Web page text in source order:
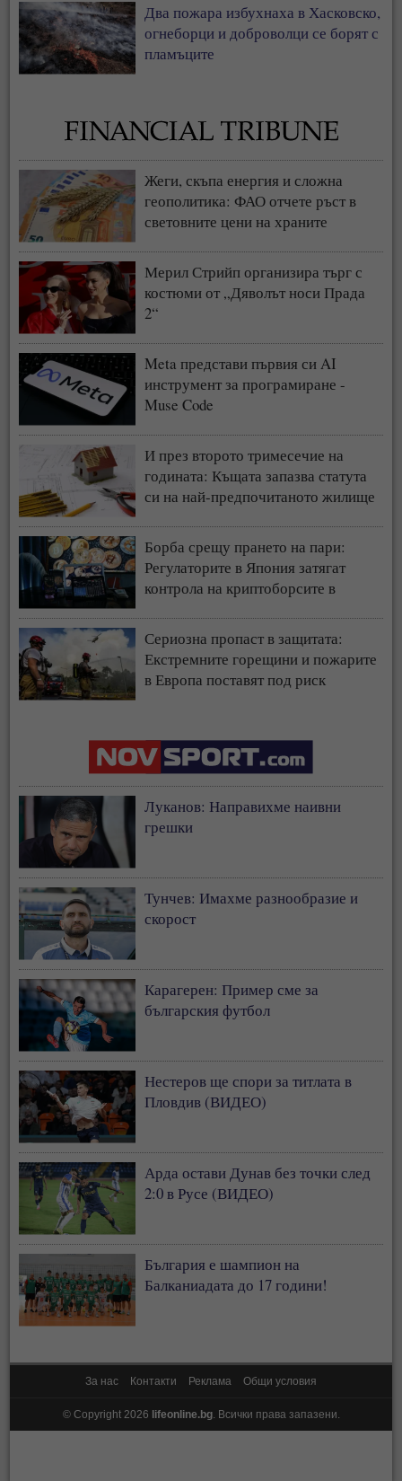
Два пожара избухнаха в Хасковско,
огнеборци и доброволци се борят с
пламъците
Жеги, скъпа енергия и сложна
геополитика: ФАО отчете ръст в
световните цени на храните
Мерил Стрийп организира търг с
костюми от „Дяволът носи Прада
2“
Meta представи първия си AI
инструмент за програмиране -
Muse Code
И през второто тримесечие на
годината: Къщата запазва статута
си на най-предпочитаното жилище
Борба срещу прането на пари:
Регулаторите в Япония затягат
контрола на криптоборсите в
Сериозна пропаст в защитата:
Екстремните горещини и пожарите
в Европа поставят под риск
Луканов: Направихме наивни
грешки
Тунчев: Имахме разнообразие и
скорост
Карагерен: Пример сме за
българския футбол
Нестеров ще спори за титлата в
Пловдив (ВИДЕО)
Арда остави Дунав без точки след
2:0 в Русе (ВИДЕО)
България е шампион на
Балканиадата до 17 години!
За нас Контакти Реклама Общи условия
© Copyright 2026 lifeonline.bg. Всички права запазени.